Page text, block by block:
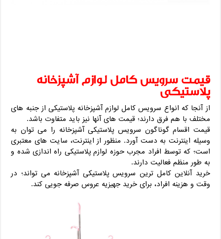
قیمت سرویس کامل لوازم آشپزخانه
پلاستیکی
از آنجا که انواع سرویس کامل لوازم آشپزخانه پلاستیکی از جنبه های
مختلف با هم فرق دارند؛ قیمت های آنها نیز باید متفاوت باشد.
قیمت اقسام گوناگون سرویس پلاستیکی آشپزخانه را می توان به
وسیله اینترنت به دست آورد. منظور از اینترنت، سایت های معتبری
است؛ که توسط افراد مجرب حوزه لوازم پلاستیکی راه اندازی شده و
به طور منظم فعالیت دارند.
خرید آنلاین کامل ترین سرویس پلاستیکی آشپزخانه می تواند؛ در
وقت و هزینه افراد، برای خرید جهیزیه عروس صرفه جویی کند.